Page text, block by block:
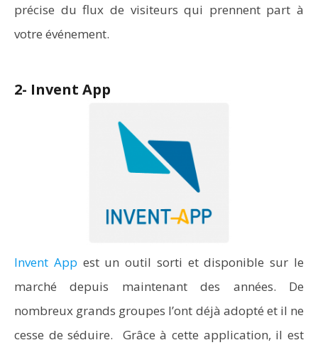
précise du flux de visiteurs qui prennent part à
votre événement.
2- Invent App
Invent App est un outil sorti et disponible sur le
marché depuis maintenant des années. De
nombreux grands groupes l’ont déjà adopté et il ne
cesse de séduire. Grâce à cette application, il est